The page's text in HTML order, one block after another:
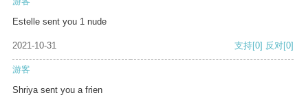
Estelle sent you 1 nude
2021-10-31 支持[0] 反对[0]
游客
Shriya sent you a frien